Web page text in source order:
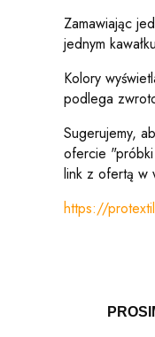
Zamawiając
jednym
Kolory
podlega
Sugerujemy,
ofercie "próbki
link z ofertą w
https://